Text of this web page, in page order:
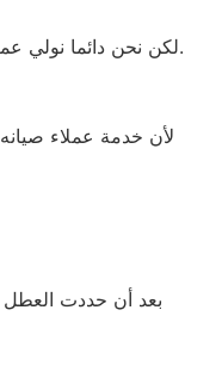
لكن نحن دائما نولي عملائنا الاهتمام الدائم ونجد في وجود مشرفي مراقبة الجودة الاختيار الامثل لخروج اجهزة الثلاجات سواء من مركز الصيانه لثلاجات بيكو المعتمد بشارع التسعين او من منزل العميل.
لأن خدمة عملاء
بعد أن حددت العطل